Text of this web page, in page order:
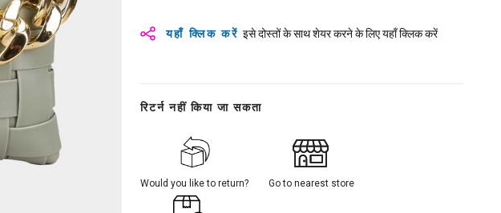
यहाँ क्लिक करें इसे दोस्तों के साथ शेयर करने के लिए यहाँ क्लिक करें
रिटर्न नहीं किया जा सकता
Would you like to return? Go to nearest store